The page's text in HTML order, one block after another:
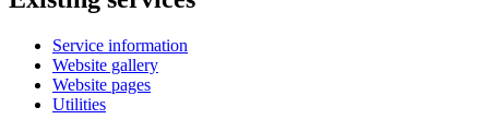
Service information
Website gallery
Website pages
Utilities